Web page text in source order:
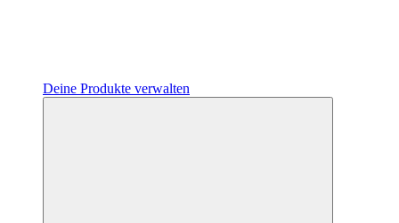
Deine Produkte verwalten